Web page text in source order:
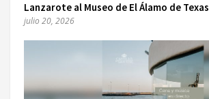
Lanzarote al Museo de El Álamo de Texas
julio 20, 2026